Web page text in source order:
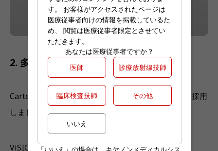
2. 多様な機能を有する80列CT装置を搭載
Cartesion PrimeのCT部には最新鋭の80列CT装置を採用
しました。X線光学系技術
ViSION Optics、被ばく低減技術AIDR 3D＊
す。 お客様がアクセスされたページは
医療従事者向けの情報を掲載しているた
め、 閲覧は医療従事者限定とさせてい
ただきます。
あなたは医療従事者ですか？
医師 診療放射線技師
臨床検査技師 その他
いいえ
「いいえ」の場合は、キヤノンメディカルシス